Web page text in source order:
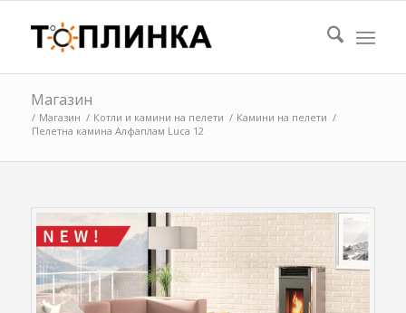
Магазин
/ Магазин / Котли и камини на пелети / Камини на пелети /
Пелетна камина Алфаплам Luca 12